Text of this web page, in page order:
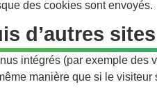
des cookies sont envoyés.
d’autres sites
intégrés (par exemple
manière que si le visiteur